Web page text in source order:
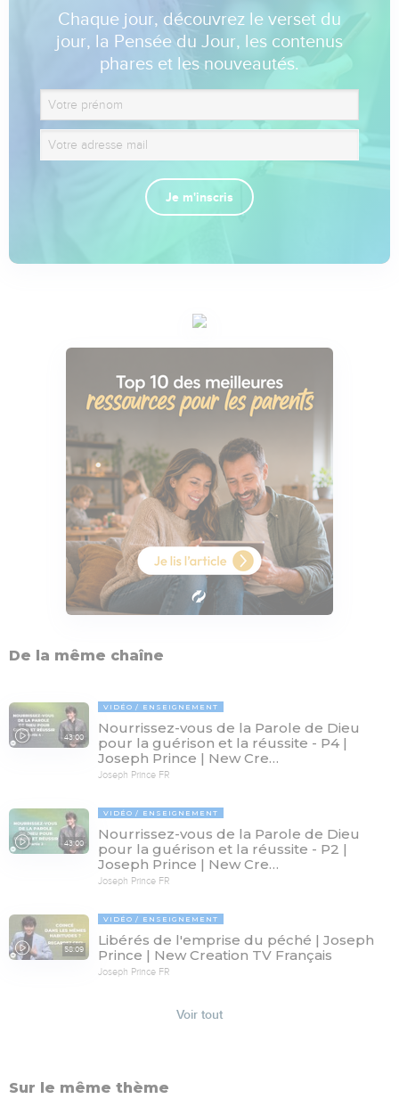
Chaque jour, découvrez le verset du
jour, la Pensée du Jour, les contenus
phares et les nouveautés.
Je m'inscris
De la même chaîne
43:00
VIDÉO ENSEIGNEMENT
Nourrissez-vous de la Parole de Dieu
pour la guérison et la réussite - P4 |
Joseph Prince | New Cre…
Joseph Prince FR
43:00
VIDÉO ENSEIGNEMENT
Nourrissez-vous de la Parole de Dieu
pour la guérison et la réussite - P2 |
Joseph Prince | New Cre…
Joseph Prince FR
58:09
VIDÉO ENSEIGNEMENT
Libérés de l'emprise du péché | Joseph
Prince | New Creation TV Français
Joseph Prince FR
Voir tout
Sur le même thème